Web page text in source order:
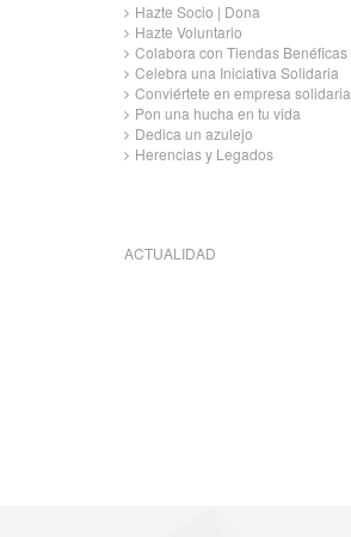
Hazte Socio | Dona
Hazte Voluntario
Colabora con Tiendas Benéficas
Celebra una Iniciativa Solidaria
Conviértete en empresa solidaria
Pon una hucha en tu vida
Dedica un azulejo
Herencias y Legados
ACTUALIDAD